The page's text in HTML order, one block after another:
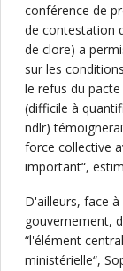
conférence de
de contestation
de clore) a
sur les
le refus du
(difficile à
ndlr)
force collective
important“,
D'ailleurs, face
gouvernement,
“l'élément
ministérielle“,